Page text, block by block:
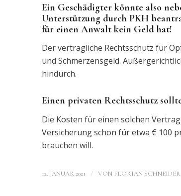
Ein Geschädigter könnte also
Unterstützung durch PKH
für einen Anwalt kein Geld hat!
Der vertragliche Rechtsschutz für
und Schmerzensgeld.
hindurch.
Einen privaten Rechtsschutz
Die Kosten für einen solchen
Versicherung schon für etwa € 100
brauchen will.
12. JANUAR 2021 / VON FLORIAN SCHNEIDER